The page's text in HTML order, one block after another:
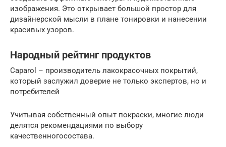
изображения. Это открывает большой простор для
дизайнерской мысли в плане тонировки и нанесении
красивых узоров.
Народный рейтинг продуктов
Caparol – производитель лакокрасочных покрытий,
который заслужил доверие не только экспертов, но и
потребителей
Учитывая собственный опыт покраски, многие люди
делятся рекомендациями по выбору
качественногосостава.